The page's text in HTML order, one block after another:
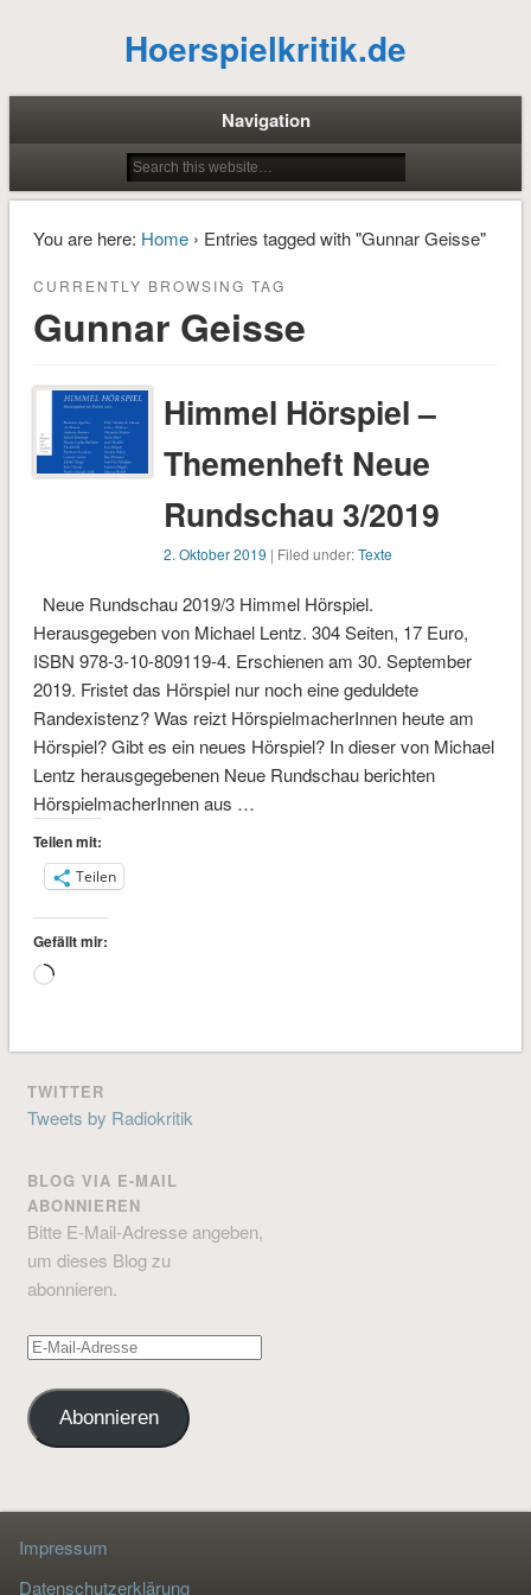
Hoerspielkritik.de
Navigation
You are here: Home› Entries tagged with "Gunnar Geisse"
CURRENTLY BROWSING TAG
Gunnar Geisse
Himmel Hörspiel –
Themenheft Neue
Rundschau 3/2019
2. Oktober 2019 | Filed under:Texte
Neue Rundschau 2019/3 Himmel Hörspiel.
Herausgegeben von Michael Lentz. 304 Seiten, 17 Euro,
ISBN 978-3-10-809119-4. Erschienen am 30. September
2019. Fristet das Hörspiel nur noch eine geduldete
Randexistenz? Was reizt HörspielmacherInnen heute am
Hörspiel? Gibt es ein neues Hörspiel? In dieser von Michael
Lentz herausgegebenen Neue Rundschau berichten
HörspielmacherInnen aus …
Teilen mit:
Teilen
Gefällt mir:
Wird
TWITTER
Tweets by Radiokritik
BLOG VIA E-MAIL
ABONNIEREN
Bitte E-Mail-Adresse angeben,
um dieses Blog zu
abonnieren.
E-
Adresse
Abonnieren
Impressum
Datenschutzerklärung